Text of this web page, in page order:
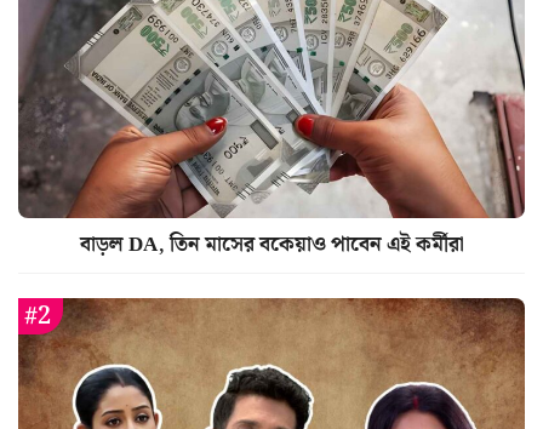
বাড়ল DA, তিন মাসের বকেয়াও পাবেন এই কর্মীরা